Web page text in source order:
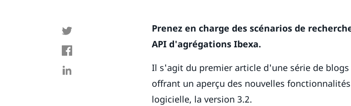
Prenez en charge des scénarios de
API d'agrégations Ibexa.
Il s'agit du premier article d'une série de
offrant un aperçu des nouvelles
logicielle, la version 3.2.